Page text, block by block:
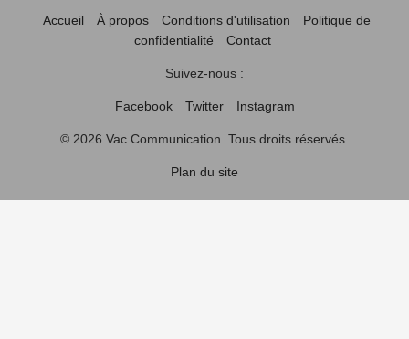
Accueil À propos Conditions d'utilisation
Politique de
confidentialité
Contact
Suivez-nous :
Facebook Twitter Instagram
© 2026 Vac Communication. Tous droits réservés.
Plan du site